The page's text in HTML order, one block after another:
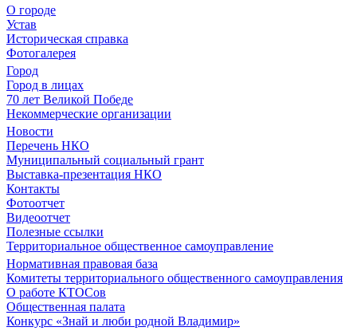
О городе
Устав
Историческая справка
Фотогалерея
Город
Город в лицах
70 лет Великой Победе
Некоммерческие организации
Новости
Перечень НКО
Муниципальный социальный грант
Выставка-презентация НКО
Контакты
Фотоотчет
Видеоотчет
Полезные ссылки
Территориальное общественное самоуправление
Нормативная правовая база
Комитеты территориального общественного самоуправления
О работе КТОСов
Общественная палата
Конкурс «Знай и люби родной Владимир»